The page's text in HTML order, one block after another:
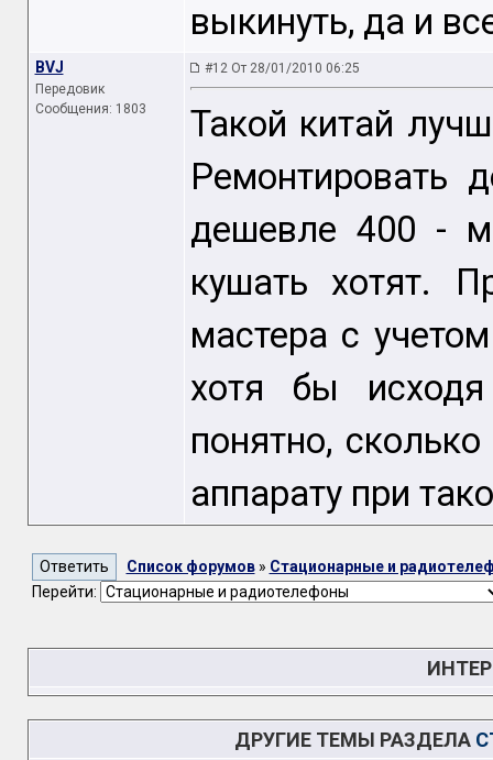
выкинуть, да и
BVJ
Передовик
Сообщения: 1803
#12 От 28/01/2010 06:25
Такой китай
Ремонтировать
дешевле 400 -
кушать хотят.
мастера с
хотя бы
понятно,
аппарату при
Список форумов» Стационарные и
Перейти:
ДРУГИЕ ТЕМЫ РАЗДЕЛА